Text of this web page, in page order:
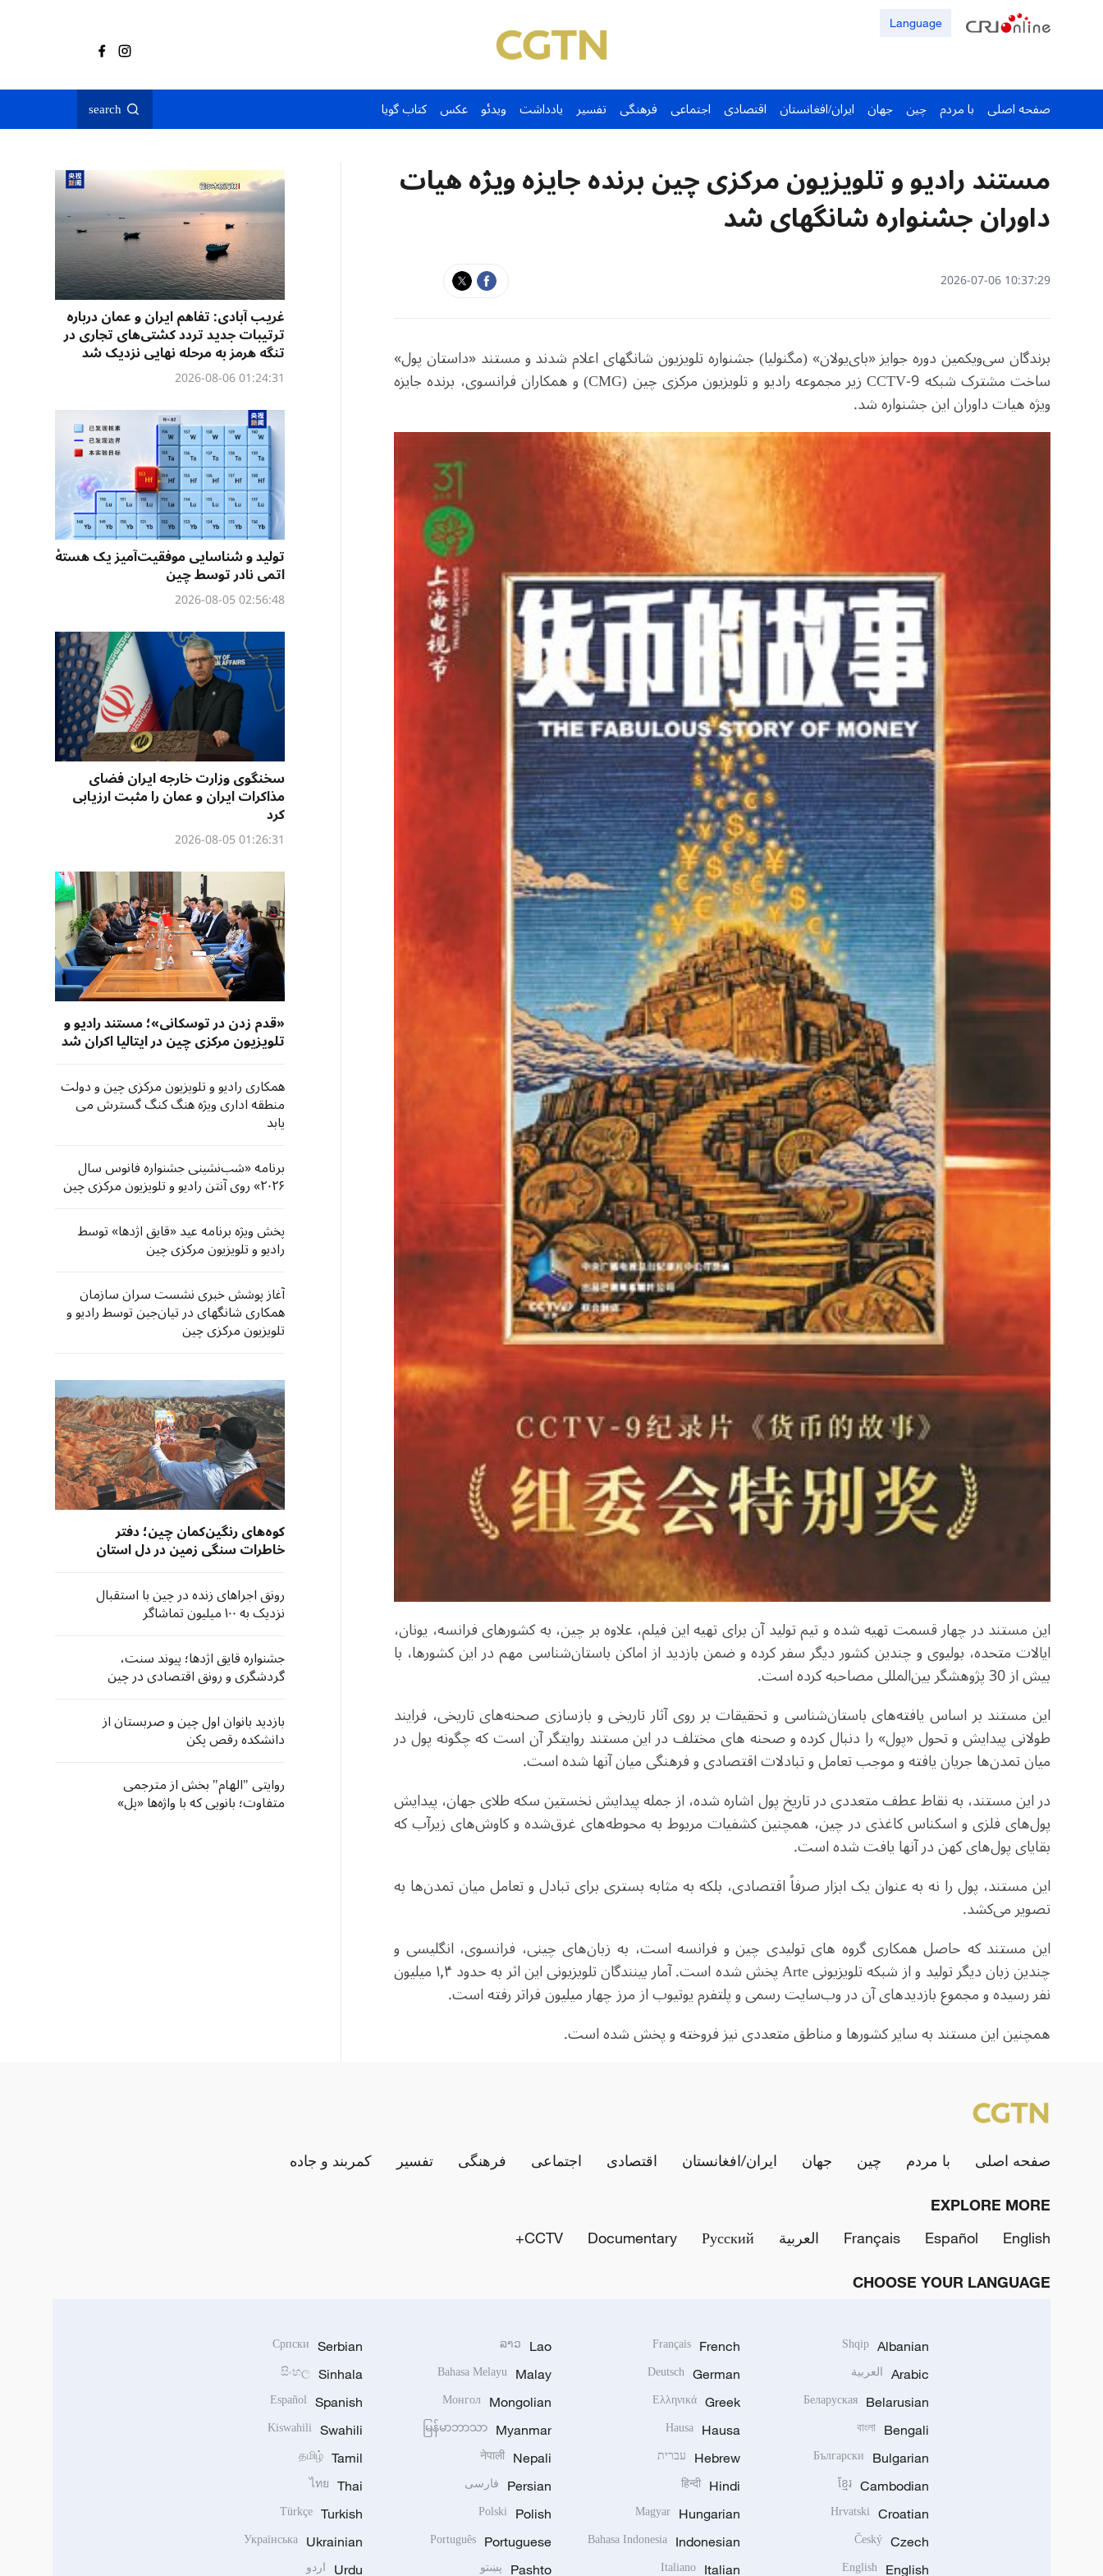
Language
صفحه اصلی با مردم چین جهان ایران/افغانستان اقتصادی اجتماعی فرهنگی تفسیر یادداشت ویدئو عکس کتاب گویا search
مستند رادیو و تلویزیون مرکزی چین برنده جایزه ویژه هیات
داوران جشنواره شانگهای شد
10:37:29 2026-07-06
برندگان سی‌ویکمین دوره جوایز «بای‌یولان» (مگنولیا) جشنواره تلویزیون شانگهای اعلام شدند و مستند «داستان پول»
ساخت مشترک شبکه CCTV-9 زیر مجموعه رادیو و تلویزیون مرکزی چین (CMG) و همکاران فرانسوی، برنده جایزه
ویژه هیات داوران این جشنواره شد.
این مستند در چهار قسمت تهیه شده و تیم تولید آن برای تهیه این فیلم، علاوه بر چین، به کشورهای فرانسه، یونان،
ایالات متحده، بولیوی و چندین کشور دیگر سفر کرده و ضمن بازدید از اماکن باستان‌شناسی مهم در این کشورها، با
بیش از 30 پژوهشگر بین‌المللی مصاحبه کرده است.
این مستند بر اساس یافته‌های باستان‌شناسی و تحقیقات بر روی آثار تاریخی و بازسازی صحنه‌های تاریخی، فرایند
طولانی پیدایش و تحول «پول» را دنبال کرده و صحنه های مختلف در این مستند روایتگر آن است که چگونه پول در
میان تمدن‌ها جریان یافته و موجب تعامل و تبادلات اقتصادی و فرهنگی میان آنها شده است.
در این مستند، به نقاط عطف متعددی در تاریخ پول اشاره شده، از جمله پیدایش نخستین سکه طلای جهان، پیدایش
پول‌های فلزی و اسکناس کاغذی در چین، همچنین کشفیات مربوط به محوطه‌های غرق‌شده و کاوش‌های زیرآب که
بقایای پول‌های کهن در آنها یافت شده است.
این مستند، پول را نه به عنوان یک ابزار صرفاً اقتصادی، بلکه به مثابه بستری برای تبادل و تعامل میان تمدن‌ها به
تصویر می‌کشد.
این مستند که حاصل همکاری گروه های تولیدی چین و فرانسه است، به زبان‌های چینی، فرانسوی، انگلیسی و
چندین زبان دیگر تولید و از شبکه تلویزیونی Arte پخش شده است. آمار بینندگان تلویزیونی این اثر به حدود ۱٫۴ میلیون
نفر رسیده و مجموع بازدیدهای آن در وب‌سایت رسمی و پلتفرم یوتیوب از مرز چهار میلیون فراتر رفته است.
همچنین این مستند به سایر کشورها و مناطق متعددی نیز فروخته و پخش شده است.
غریب آبادی: تفاهم ایران و عمان درباره
ترتیبات جدید تردد کشتی‌های تجاری در
تنگه هرمز به مرحله نهایی نزدیک شد
01:24:31 2026-08-06
تولید و شناسایی موفقیت‌آمیز یک هستهٔ
اتمی نادر توسط چین
02:56:48 2026-08-05
سخنگوی وزارت خارجه ایران فضای
مذاکرات ایران و عمان را مثبت ارزیابی
کرد
01:26:31 2026-08-05
«قدم زدن در توسکانی»؛ مستند رادیو و
تلویزیون مرکزی چین در ایتالیا اکران شد
همکاری رادیو و تلویزیون مرکزی چین و دولت
منطقه اداری ویژه هنگ کنگ گسترش می
یابد
برنامه «شب‌نشینی جشنواره فانوس‌ سال
۲۰۲۶» روی آنتن رادیو و تلویزیون مرکزی چین
پخش ویژه برنامه عید «قایق اژدها» توسط
رادیو و تلویزیون مرکزی چین
آغاز پوشش خبری نشست سران سازمان
همکاری شانگهای در تیان‌جین توسط رادیو و
تلویزیون مرکزی چین
کوه‌های رنگین‌کمان چین؛ دفتر
خاطرات سنگی زمین در دل استان
گانسو
رونق اجراهای زنده در چین با استقبال
نزدیک به ۱۰۰ میلیون تماشاگر
جشنواره قایق اژدها؛ پیوند سنت،
گردشگری و رونق اقتصادی در چین
بازدید بانوان اول چین و صربستان از
دانشکده رقص پکن
روایتی "الهام" بخش از مترجمی
متفاوت؛ بانویی که با واژه‌ها «پل»
صفحه اصلی با مردم چین جهان ایران/افغانستان اقتصادی اجتماعی فرهنگی تفسیر کمربند و جاده
EXPLORE MORE
English
Español
Français العربية Русский
Documentary
CCTV+
CHOOSE YOUR LANGUAGE
Albanian
Shqip
Arabic العربية
Belarusian
Беларуская
Bengali
বাংলা
Bulgarian
Български
Cambodian
ខ្មែរ
Croatian
Hrvatski
Czech
Český
English
English
French
Français
German
Deutsch
Greek
Ελληνικά
Hausa
Hausa
Hebrew עברית
Hindi
हिन्दी
Hungarian
Magyar
Indonesian
Bahasa Indonesia
Italian
Italiano
Lao
ລາວ
Malay
Bahasa Melayu
Mongolian
Монгол
Myanmar
မြန်မာဘာသာ
Nepali
नेपाली
Persian فارسی
Polish
Polski
Portuguese
Português
Pashto پښتو
Serbian
Српски
Sinhala
සිංහල
Spanish
Español
Swahili
Kiswahili
Tamil
தமிழ்
Thai
ไทย
Turkish
Türkçe
Ukrainian
Українська
Urdu اردو